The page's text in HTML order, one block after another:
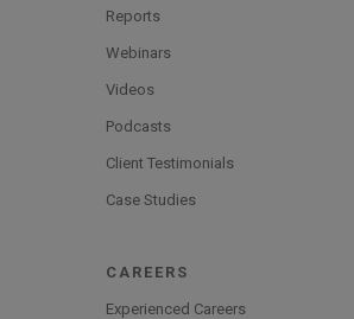
Reports
Webinars
Videos
Podcasts
Client Testimonials
Case Studies
CAREERS
Experienced Careers